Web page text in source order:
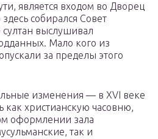
является входом во Дворец
собирался Совет
выслушивал
Мало кого из
за пределы этого
изменения — в XVI веке
как христианскую часовню,
оформлении зала
так и